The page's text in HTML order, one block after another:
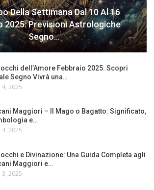
Della Settimana Dal 10 Al 16
2025: Previsioni Astrologiche
Segno…
dell’Amore Febbraio 2025: Scopri
Segno Vivrà una…
4, 2025
Maggiori – Il Mago o Bagatto: Significato,
e…
4, 2025
e Divinazione: Una Guida Completa agli
Maggiori e…
3, 2025